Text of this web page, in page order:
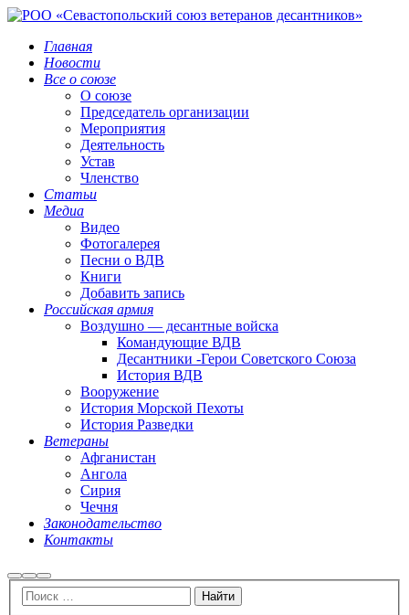
Главная
Новости
Все о союзе
О союзе
Председатель организации
Мероприятия
Деятельность
Устав
Членство
Статьи
Медиа
Видео
Фотогалерея
Песни о ВДВ
Книги
Добавить запись
Российская армия
Воздушно — десантные войска
Командующие ВДВ
Десантники -Герои Советского Союза
История ВДВ
Вооружение
История Морской Пехоты
История Разведки
Ветераны
Афганистан
Ангола
Сирия
Чечня
Законодательство
Контакты
НайтиБольше
информации
Главное
меню